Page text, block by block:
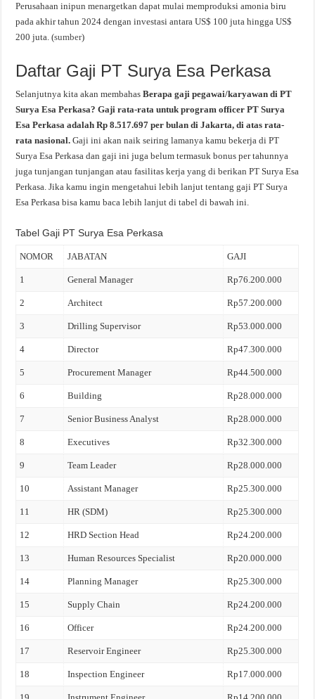
Perusahaan inipun menargetkan dapat mulai memproduksi amonia biru
pada akhir tahun 2024 dengan investasi antara US$ 100 juta hingga US$
200 juta. (sumber)
Daftar Gaji PT Surya Esa Perkasa
Selanjutnya kita akan membahasBerapa gaji pegawai/karyawan di PT
Surya Esa Perkasa? Gaji rata-rata untuk program officer PT Surya
Esa Perkasa adalah Rp 8.517.697 per bulan di Jakarta, di atas rata-
rata nasional.Gaji ini akan naik seiring lamanya kamu bekerja di PT
Surya Esa Perkasa dan gaji ini juga belum termasuk bonus per tahunnya
juga tunjangan tunjangan atau fasilitas kerja yang di berikan PT Surya Esa
Perkasa. Jika kamu ingin mengetahui lebih lanjut tentang gaji PT Surya
Esa Perkasa bisa kamu baca lebih lanjut di tabel di bawah ini.
Tabel Gaji PT Surya Esa Perkasa
NOMOR JABATAN GAJI
1 General Manager Rp76.200.000
2 Architect Rp57.200.000
3 Drilling Supervisor Rp53.000.000
4 Director Rp47.300.000
5 Procurement Manager Rp44.500.000
6 Building Rp28.000.000
7 Senior Business Analyst Rp28.000.000
8 Executives Rp32.300.000
9 Team Leader Rp28.000.000
10 Assistant Manager Rp25.300.000
11 HR (SDM) Rp25.300.000
12 HRD Section Head Rp24.200.000
13 Human Resources Specialist Rp20.000.000
14 Planning Manager Rp25.300.000
15 Supply Chain Rp24.200.000
16 Officer Rp24.200.000
17 Reservoir Engineer Rp25.300.000
18 Inspection Engineer Rp17.000.000